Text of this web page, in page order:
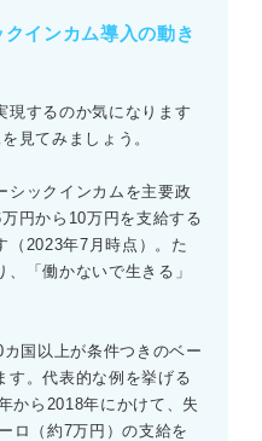
インカム導入の動き
現するのか気になります
見てみましょう。
シックインカムを主要政
円から10万円を支給する
（2023年7月時点）。た
「働かないで生きる」
国以上が条件つきのベー
す。代表的な例を挙げる
から2018年にかけて、失
ロ（約7万円）の支給を